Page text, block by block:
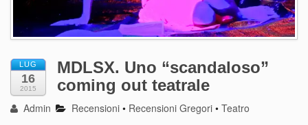
LUG
16
2015
MDLSX. Uno “scandaloso”
coming out teatrale
Admin Recensioni • Recensioni Gregori •Teatro